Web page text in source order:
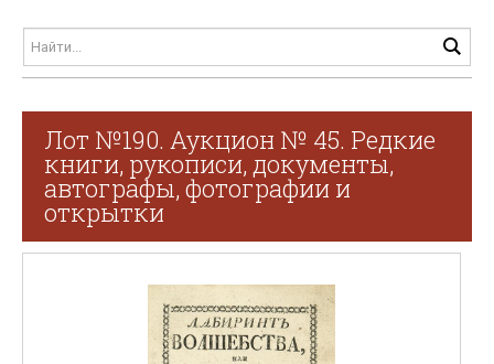
Лот №190. Аукцион № 45. Редкие
книги, рукописи, документы,
автографы, фотографии и
открытки